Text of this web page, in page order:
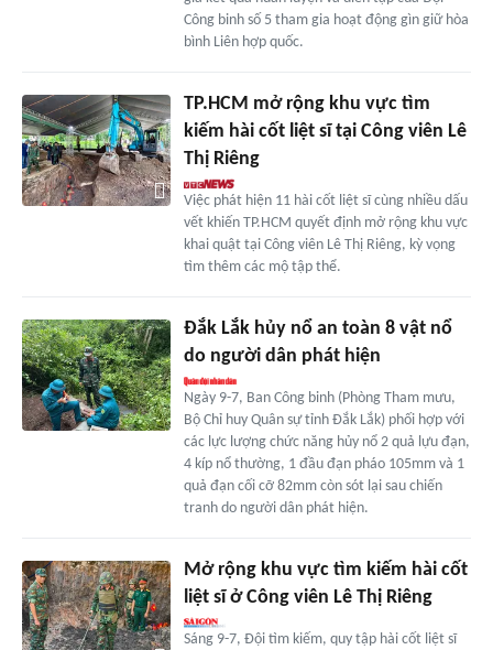
Công binh số 5 tham gia hoạt động gìn giữ hòa
bình Liên hợp quốc.
TP.HCM mở rộng khu vực tìm
kiếm hài cốt liệt sĩ tại Công viên Lê
Thị Riêng
Việc phát hiện 11 hài cốt liệt sĩ cùng nhiều dấu
vết khiến TP.HCM quyết định mở rộng khu vực
khai quật tại Công viên Lê Thị Riêng, kỳ vọng
tìm thêm các mộ tập thể.
Đắk Lắk hủy nổ an toàn 8 vật nổ
do người dân phát hiện
Ngày 9-7, Ban Công binh (Phòng Tham mưu,
Bộ Chỉ huy Quân sự tỉnh Đắk Lắk) phối hợp với
các lực lượng chức năng hủy nổ 2 quả lựu đạn,
4 kíp nổ thường, 1 đầu đạn pháo 105mm và 1
quả đạn cối cỡ 82mm còn sót lại sau chiến
tranh do người dân phát hiện.
Mở rộng khu vực tìm kiếm hài cốt
liệt sĩ ở Công viên Lê Thị Riêng
Sáng 9-7, Đội tìm kiếm, quy tập hài cốt liệt sĩ